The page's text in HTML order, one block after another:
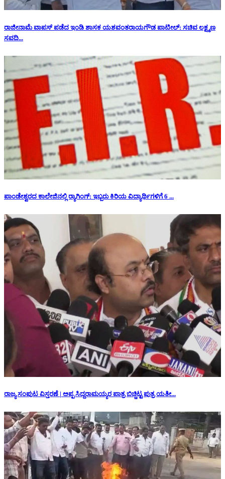
ರಾಜೀನಾಮೆ ವಾಪಸ್ ಪಡೆದ ಇಂಡಿ ಶಾಸಕ ಯಶವಂತರಾಯಗೌಡ ಪಾಟೀಲ್: ಸಚಿವ ಲಕ್ಷ್ಮಣ
ಸವದಿ...
ಪಾಂಡೇಶ್ವರದ ಕಾಲೇಜಿನಲ್ಲಿ ರ‍್ಯಾಗಿಂಗ್: ಇಬ್ಬರು ಕಿರಿಯ ವಿದ್ಯಾರ್ಥಿಗಳಿಗೆ 6 ...
ರಾಜ್ಯ ಸಂಪುಟ ವಿಸ್ತರಣೆ | ಅಪ್ಪ ಸಿದ್ದರಾಮಯ್ಯರ ಪಾತ್ರ ಬಿಚ್ಚಿಟ್ಟ ಪುತ್ರ ಯತೀ...